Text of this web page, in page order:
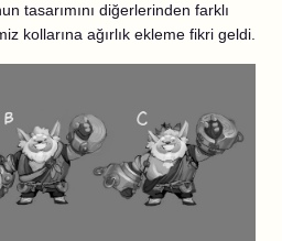
tasarımını diğerlerinden farklı
kollarına ağırlık ekleme fikri geldi.